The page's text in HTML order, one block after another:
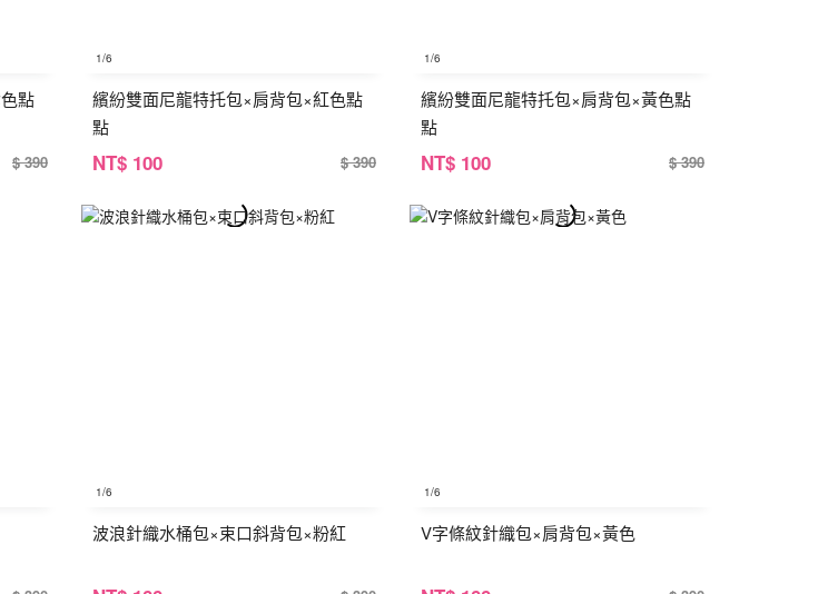
點
$ 390
1/6
繽紛雙面尼龍特托包×肩背包×紅色點
點
NT$ 100 $ 390
1/6
繽紛雙面尼龍特托包×肩背包×黃色點
點
NT$ 100 $ 390
1/6
波浪針織水桶包×束口斜背包×粉紅
1/6
V字條紋針織包×肩背包×黃色